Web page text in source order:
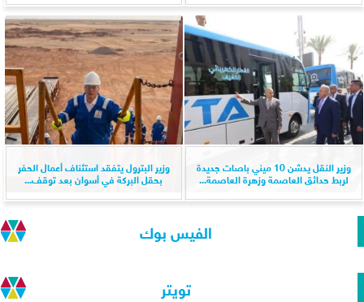
وزير النقل يدشن 10 ميني باصات جديدة
لربط حدائق العاصمة وزهرة العاصمة...
وزير البترول يتفقد استئناف أعمال الحفر
بحقل البركة في أسوان بعد توقف...
الفيس بوك
تويتر